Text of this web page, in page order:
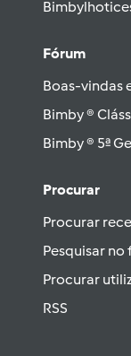
Fórum
Boas-vindas
Bimby ®
Bimby ® 5ª
Procurar
Procurar
Pesquisar no
Procurar
RSS